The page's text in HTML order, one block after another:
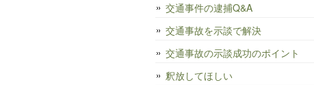
交通事件の逮捕Q&A
交通事故を示談で解決
交通事故の示談成功のポイント
釈放してほしい